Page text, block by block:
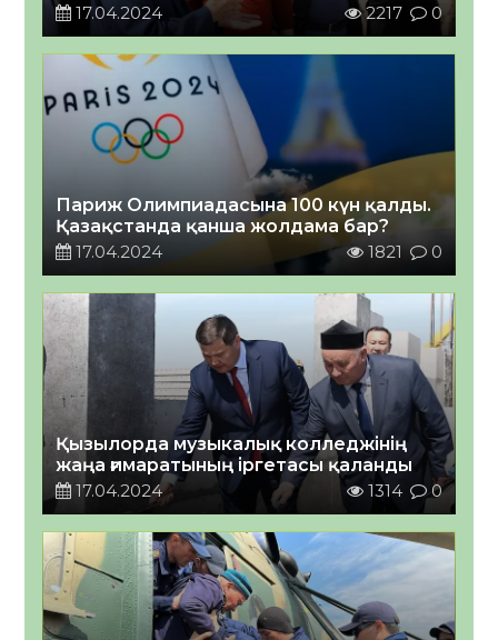
17.04.2024
2217 0
Париж Олимпиадасына 100 күн қалды.
Қазақстанда қанша жолдама бар?
17.04.2024
1821 0
Қызылорда музыкалық колледжінің
жаңа ғимаратының іргетасы қаланды
17.04.2024
1314 0